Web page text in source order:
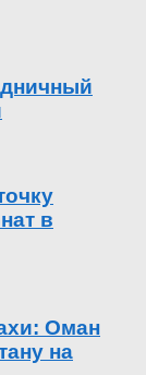
в
Оман
на